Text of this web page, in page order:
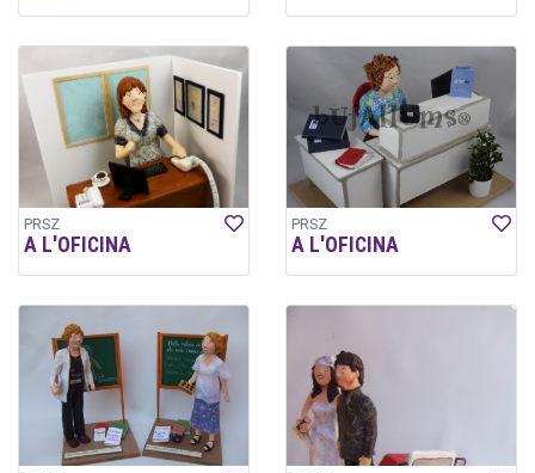
PRSZ
A L'OFICINA
PRSZ
A L'OFICINA